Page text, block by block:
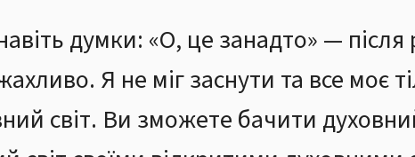
думки: «О, це занадто» —
Я не міг заснути та все моє
світ. Ви зможете бачити